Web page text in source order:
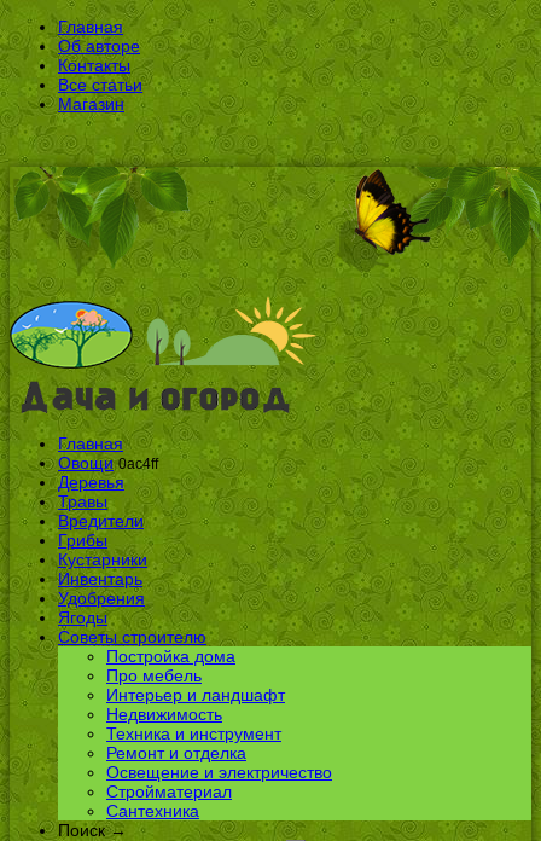
Главная
Об авторе
Контакты
Все статьи
Магазин
Главная
Овощи 0ac4ff
Деревья
Травы
Вредители
Грибы
Кустарники
Инвентарь
Удобрения
Ягоды
Советы строителю
Постройка дома
Про мебель
Интерьер и ландшафт
Недвижимость
Техника и инструмент
Ремонт и отделка
Освещение и электричество
Стройматериал
Сантехника
Поиск →